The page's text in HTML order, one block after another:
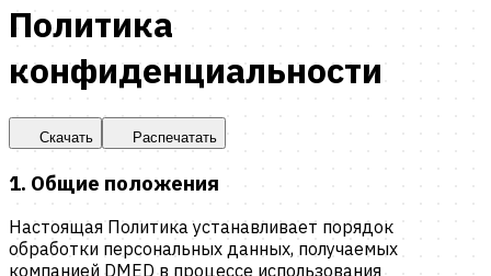
Политика
конфиденциальности
Скачать Распечатать
1. Общие положения
Настоящая Политика устанавливает порядок
обработки персональных данных, получаемых
компанией DMED в процессе использования